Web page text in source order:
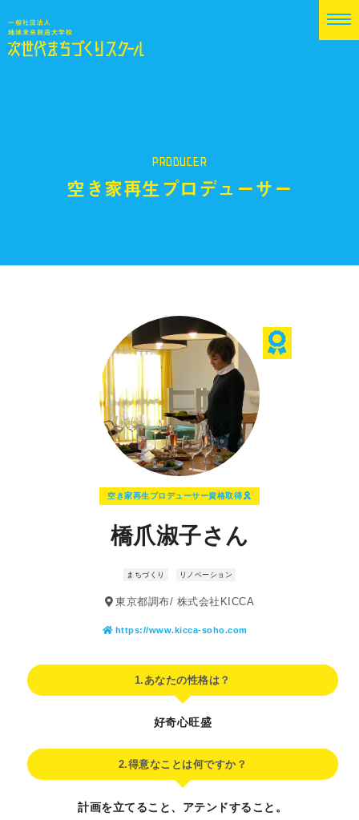
PRODUCER
空き家再生プロデューサー
空き家再生プロデューサー資格取得
橋爪淑子さん
まちづくり リノベーション
東京都調布/ 株式会社KICCA
https://www.kicca-soho.com
1.あなたの性格は？
好奇心旺盛
2.得意なことは何ですか？
計画を立てること、アテンドすること。